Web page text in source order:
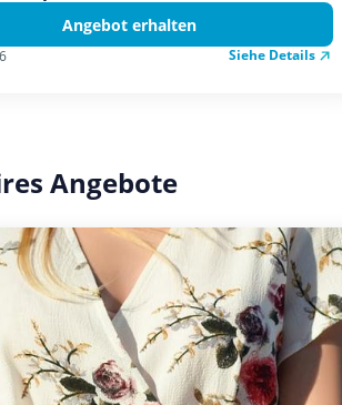
Angebot erhalten
Siehe Details
Angebote